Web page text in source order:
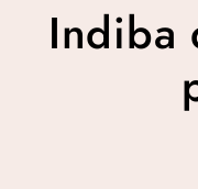
Indiba